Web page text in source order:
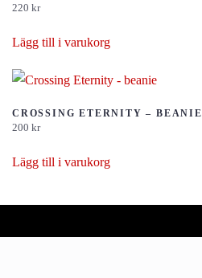
De
alternativen
produktsidan
220 kr
Lägg till i varukorg
CROSSING ETERNITY – BEANIE
200 kr
Lägg till i varukorg